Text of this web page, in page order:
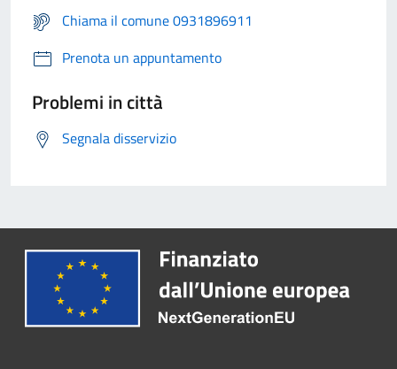
Chiama il comune 0931896911
Prenota un appuntamento
Problemi in città
Segnala disservizio